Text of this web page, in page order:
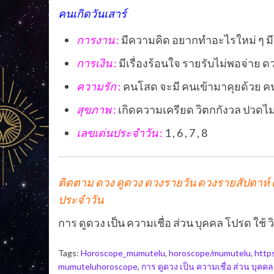
คนเกิดวันเสาร์
การงาน: มีความคิด อยากทำอะไรใหม่ ๆ
การเงิน: มีเรื่องร้อนใจ รายรับไม่พอจ่าย
ความรัก: คนโสด จะมี คนเข้ามาคุยด้วย
สุขภาพ: เกิดความเครียด วิตกกังวล ปวดไ
เลขเด่นประจำวัน: 1 , 6 , 7 , 8
ติดตาม ดวง ดูดวง ดวงรายวัน ดวงรายสัปดาห์
ประจำวัน
การ ดูดวง เป็น ความเชื่อ ส่วน บุคคล โปรด
Tags: Horoscope_mumutelu, horoscope/mumutelu,
mumuteluhoroscope, การ ดูดวง เป็น ความเชื่อ ส่วน บุค